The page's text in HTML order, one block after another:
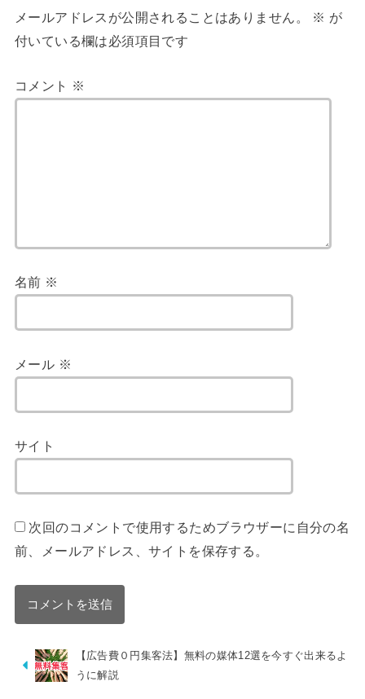
メールアドレスが公開されることはありません。 ※ が
付いている欄は必須項目です
コメント ※
名前 ※
メール ※
サイト
次回のコメントで使用するためブラウザーに自分の名
前、メールアドレス、サイトを保存する。
【広告費０円集客法】無料の媒体12選を今すぐ出来るよ
うに解説